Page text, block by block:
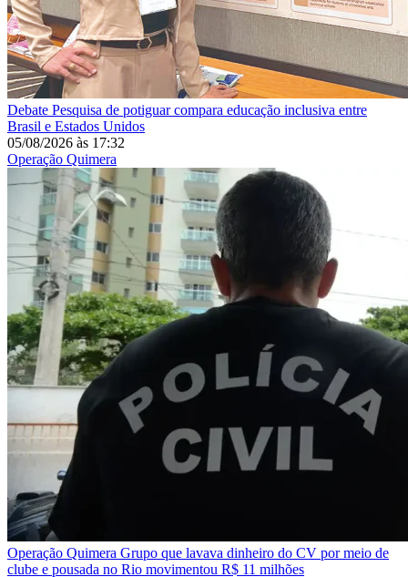
Debate Pesquisa de potiguar compara educação inclusiva entre
Brasil e Estados Unidos
05/08/2026 às 17:32
Operação Quimera
Operação Quimera Grupo que lavava dinheiro do CV por meio de
clube e pousada no Rio movimentou R$ 11 milhões